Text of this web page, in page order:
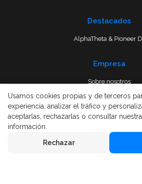
Destacados
AlphaTheta & Pioneer
Empresa
Sobre nosotros
Usamos cookies propias y de terceros
experiencia, analizar el tráfico y
aceptarlas, rechazarlas o consultar
información.
Rechazar